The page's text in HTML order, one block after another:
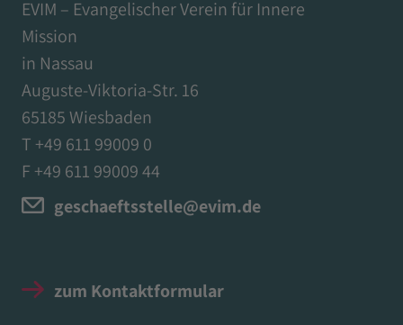
EVIM – Evangelischer Verein für Innere
Mission
in Nassau
Auguste-Viktoria-Str. 16
65185 Wiesbaden
T +49 611 99009 0
F +49 611 99009 44
geschaeftsstelle@evim.de
zum Kontaktformular